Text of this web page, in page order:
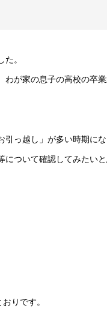
。
わが家の息子の高校の卒
引っ越し」が多い時期に
について確認してみたい
りです。